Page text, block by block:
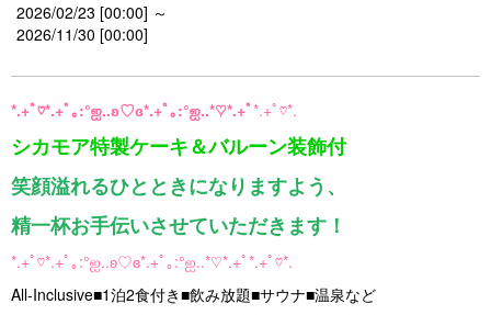
2026/02/23 [00:00] ～
2026/11/30 [00:00]
*.+ﾟ♡*.+ﾟ｡:°ஐ..ʚ♡ɞ*.+ﾟ｡:°ஐ..*♡*.+ﾟ*.+ﾟ♡*.
シカモア特製ケーキ＆バルーン装飾付
笑顔溢れるひとときになりますよう、
精一杯お手伝いさせていただきます！
*.+ﾟ♡*.+ﾟ｡:°ஐ..ʚ♡ɞ*.+ﾟ｡:°ஐ..*♡*.+ﾟ*.+ﾟ♡*.
All-Inclusive■1泊2食付き■飲み放題■サウナ■温泉など